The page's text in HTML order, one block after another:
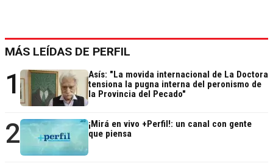
MÁS LEÍDAS DE PERFIL
1
Asís: "La movida internacional de La Doctora
tensiona la pugna interna del peronismo de
la Provincia del Pecado"
2
¡Mirá en vivo +Perfil!: un canal con gente
que piensa